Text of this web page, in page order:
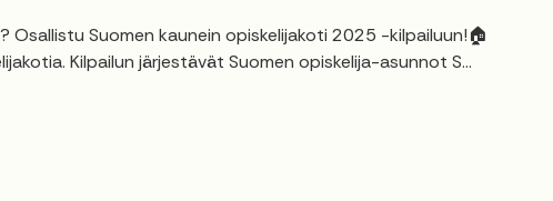
Suomen kaunein opiskelijakoti 2025 -kilpailuun!🏠
Kilpailun järjestävät Suomen opiskelija-asunnot S...